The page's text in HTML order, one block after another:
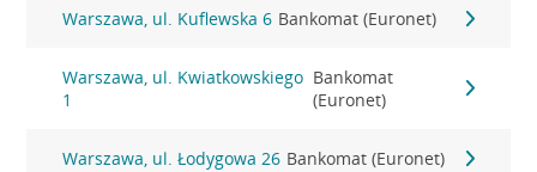
Warszawa, ul. Kuflewska 6 Bankomat (Euronet)
Warszawa, ul. Kwiatkowskiego
1
Bankomat
(Euronet)
Warszawa, ul. Łodygowa 26 Bankomat (Euronet)